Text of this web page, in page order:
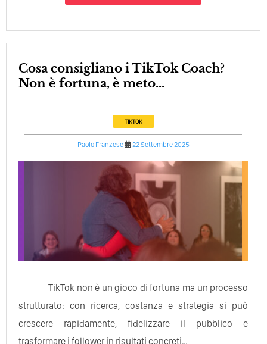
Cosa consigliano i TikTok Coach?
Non è fortuna, è meto...
TIKTOK
Paolo Franzese 22 Settembre 2025
TikTok non è un gioco di fortuna ma un processo
strutturato: con ricerca, costanza e strategia si può
crescere rapidamente, fidelizzare il pubblico e
trasformare i follower in risultati concreti…